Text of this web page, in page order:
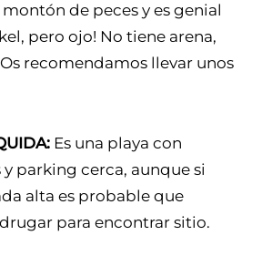
de peces y es genial
pero ojo! No tiene arena,
recomendamos llevar unos
Es una playa con
y parking cerca, aunque si
alta es probable que
para encontrar sitio.